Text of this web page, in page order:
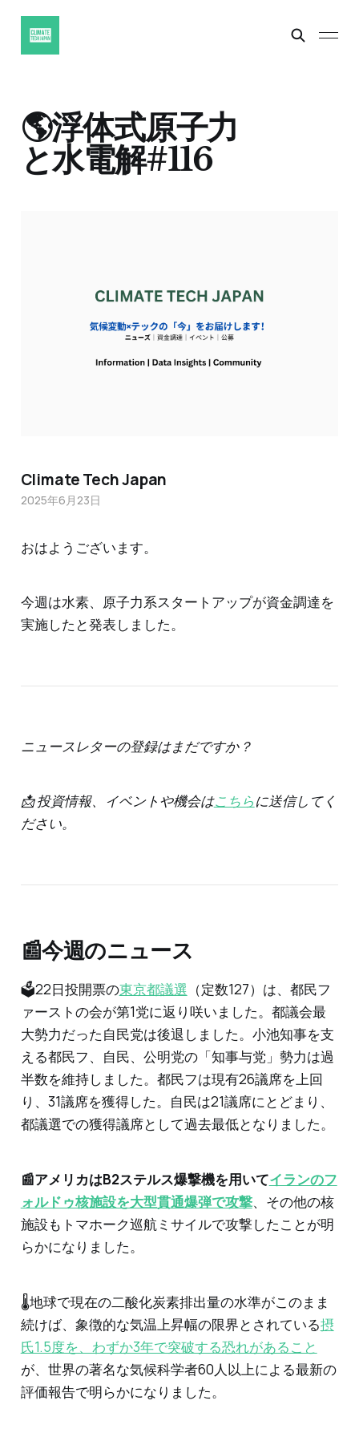
🌎浮体式原子力
と水電解#116
おはようございます。
今週は水素、原子力系スタートアップが資金調達を
実施したと発表しました。
ニュースレターの登録はまだですか？
📩 投資情報、イベントや機会はこちらに送信してく
ださい。
📰今週のニュース
🗳️22日投開票の東京都議選 （定数127）は、都民フ
ァーストの会が第1党に返り咲いました。都議会最
大勢力だった自民党は後退しました。小池知事を支
える都民フ、自民、公明党の「知事与党」勢力は過
半数を維持しました。都民フは現有26議席を上回
り、31議席を獲得した。自民は21議席にとどまり、
都議選での獲得議席として過去最低となりました。
📰アメリカはB2ステルス爆撃機を用いてイランのフ
ォルドゥ核施設を大型貫通爆弾で攻撃、その他の核
施設もトマホーク巡航ミサイルで攻撃したことが明
らかになりました。
🌡️地球で現在の二酸化炭素排出量の水準がこのまま
続けば、象徴的な気温上昇幅の限界とされている摂
氏1.5度を、わずか3年で突破する恐れがあること
が、世界の著名な気候科学者60人以上による最新の
評価報告で明らかになりました。
Climate Tech Japan
2025年6月23日